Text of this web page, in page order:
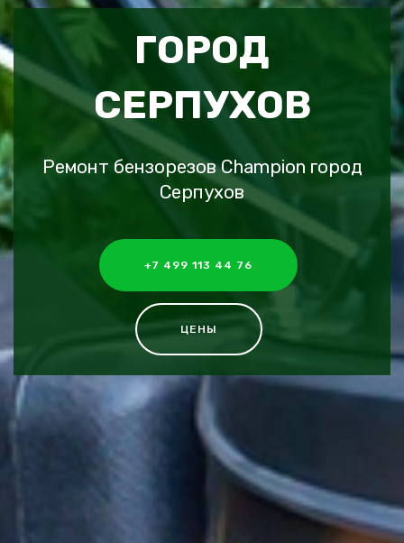
ГОРОД
СЕРПУХОВ
Ремонт бензорезов Champion город
Серпухов
+7 499 113 44 76
ЦЕНЫ